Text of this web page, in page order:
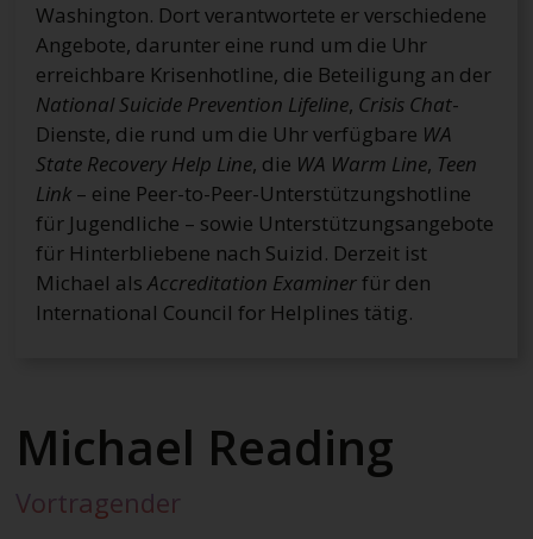
Washington. Dort verantwortete er verschiedene
Angebote, darunter eine rund um die Uhr
erreichbare Krisenhotline, die Beteiligung an der
National Suicide Prevention Lifeline, Crisis Chat-
Dienste, die rund um die Uhr verfügbare WA
State Recovery Help Line, die WA Warm Line, Teen
Link– eine Peer-to-Peer-Unterstützungshotline
für Jugendliche – sowie Unterstützungsangebote
für Hinterbliebene nach Suizid. Derzeit ist
Michael alsAccreditation Examinerfür den
International Council for Helplines tätig.
Michael Reading
Vortragender